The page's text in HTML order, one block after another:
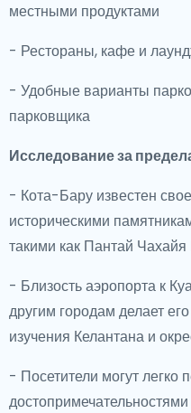
местными продуктами
- Рестораны, кафе и
- Удобные варианты
парковщика
Исследование за
- Кота-Бару известен
историческими
такими как Пантай Чахайя
- Близость аэропорта к
другим городам делает
изучения Келантана и
- Посетители могут